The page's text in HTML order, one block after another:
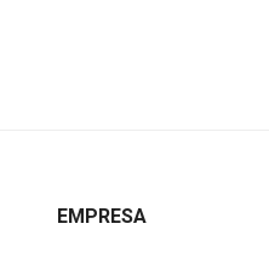
EMPRESA